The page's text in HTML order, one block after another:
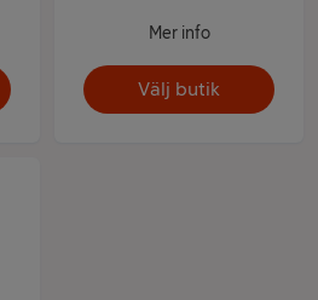
Mer info
Välj butik